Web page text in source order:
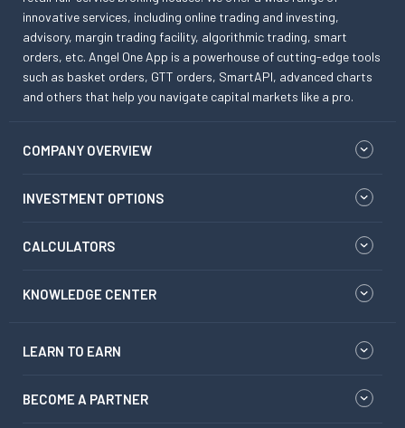
innovative services, including online trading and investing,
advisory, margin trading facility, algorithmic trading, smart
orders, etc. Angel One App is a powerhouse of cutting-edge tools
such as basket orders, GTT orders, SmartAPI, advanced charts
and others that help you navigate capital markets like a pro.
COMPANY OVERVIEW
INVESTMENT OPTIONS
CALCULATORS
KNOWLEDGE CENTER
LEARN TO EARN
BECOME A PARTNER